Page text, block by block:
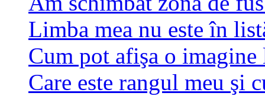
Limba mea nu este în
Cum pot afişa o
Care este rangul meu şi